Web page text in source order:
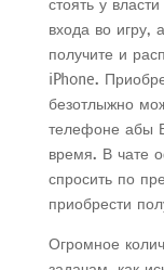
стоять у
входа во игру,
получите и
iPhone.
безотлыжно
телефоне абы
время. В чате
спросить по
приобрести
Огромное